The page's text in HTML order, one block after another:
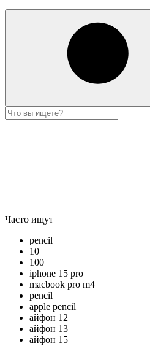
Часто ищут
pencil
10
100
iphone 15 pro
macbook pro m4
pencil
apple pencil
айфон 12
айфон 13
айфон 15